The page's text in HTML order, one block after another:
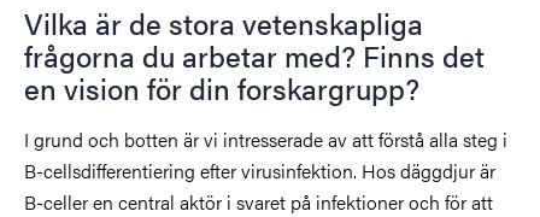
Vilka är de stora vetenskapliga
frågorna du arbetar med? Finns det
en vision för din forskargrupp?
I grund och botten är vi intresserade av att förstå alla steg i
B-cellsdifferentiering efter virusinfektion. Hos däggdjur är
B-celler en central aktör i svaret på infektioner och för att